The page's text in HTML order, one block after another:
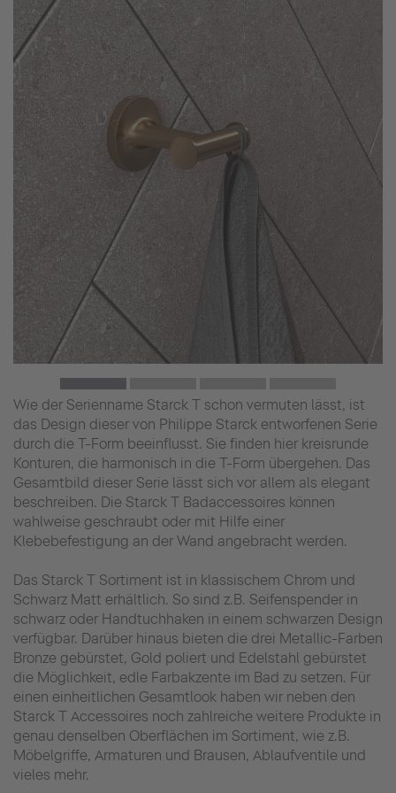
Wie der Serienname Starck T schon vermuten lässt, ist
das Design dieser von Philippe Starck entworfenen Serie
durch die T-Form beeinflusst. Sie finden hier kreisrunde
Konturen, die harmonisch in die T-Form übergehen. Das
Gesamtbild dieser Serie lässt sich vor allem als elegant
beschreiben. Die Starck T Badaccessoires können
wahlweise geschraubt oder mit Hilfe einer
Klebebefestigung an der Wand angebracht werden.
Das Starck T Sortiment ist in klassischem Chrom und
Schwarz Matt erhältlich. So sind z.B. Seifenspender in
schwarz oder Handtuchhaken in einem schwarzen Design
verfügbar. Darüber hinaus bieten die drei Metallic-Farben
Bronze gebürstet, Gold poliert und Edelstahl gebürstet
die Möglichkeit, edle Farbakzente im Bad zu setzen. Für
einen einheitlichen Gesamtlook haben wir neben den
Starck T Accessoires noch zahlreiche weitere Produkte in
genau denselben Oberflächen im Sortiment, wie z.B.
Möbelgriffe, Armaturen und Brausen, Ablaufventile und
vieles mehr.